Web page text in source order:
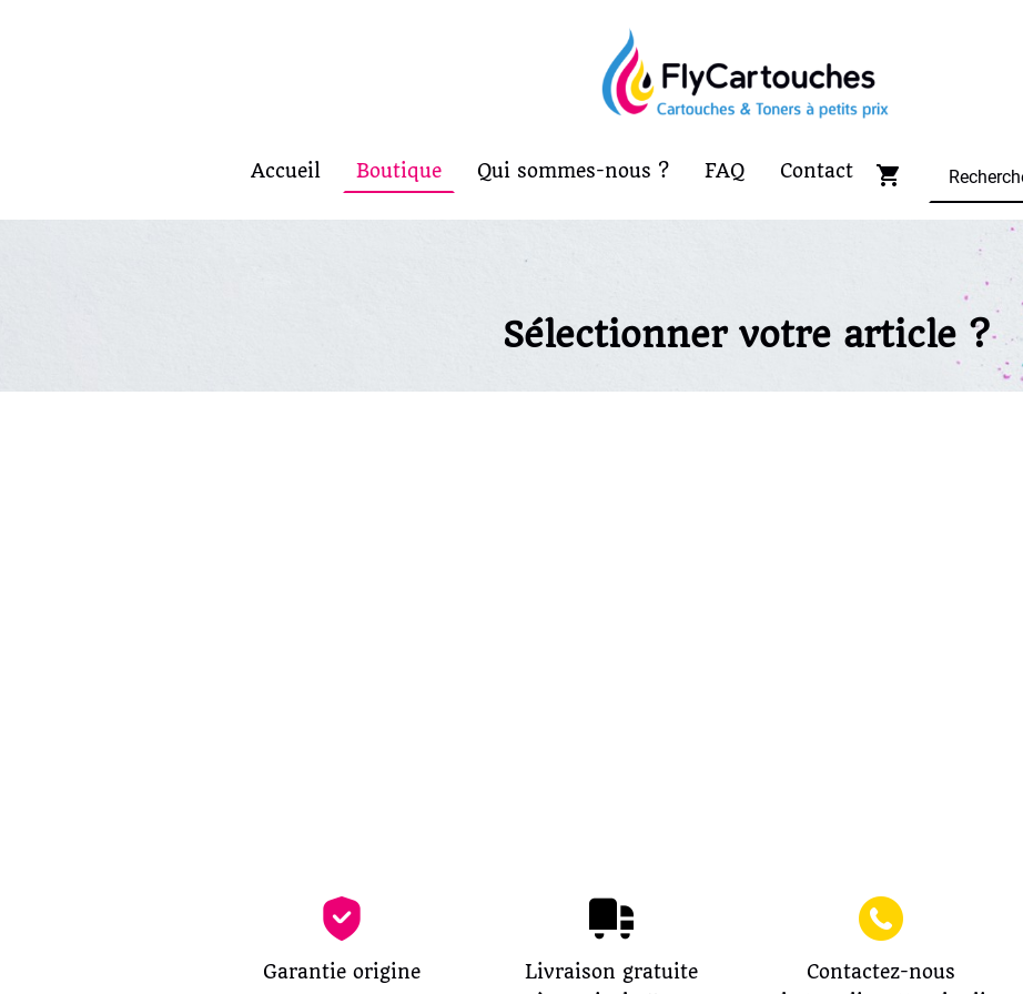
Accueil Boutique Qui sommes-nous ? FAQ Contact
Sélectionner votre article ?
Garantie origine
Livraison gratuite
Contactez-nous